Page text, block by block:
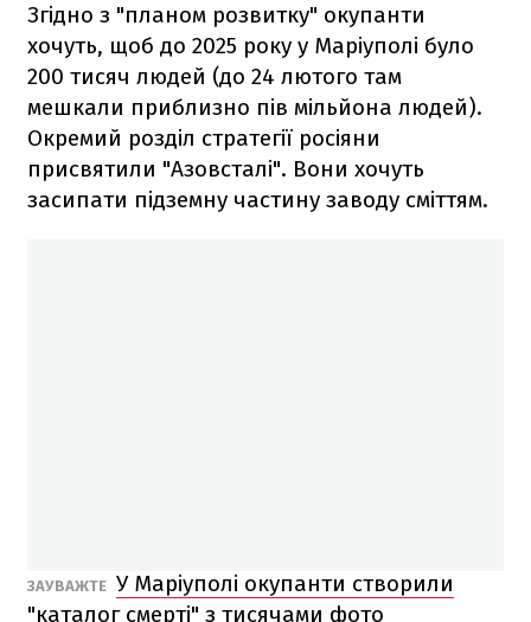
Згідно з "планом розвитку" окупанти
хочуть, щоб до 2025 року у Маріуполі було
200 тисяч людей (до 24 лютого там
мешкали приблизно пів мільйона людей).
Окремий розділ стратегії росіяни
присвятили "Азовсталі". Вони хочуть
засипати підземну частину заводу сміттям.
ЗАУВАЖТЕ У Маріуполі окупанти створили
"каталог смерті" з тисячами фото